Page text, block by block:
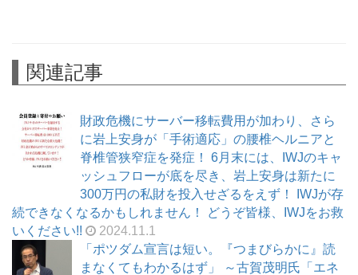
関連記事
財政危機にサーバー移転費用が加わり、さら
に岩上安身が「手術適応」の腰椎ヘルニアと
脊椎管狭窄症を発症！ 6月末には、IWJのキャ
ッシュフローが底を尽き、岩上安身は新たに
300万円の私財を投入せざるをえず！ IWJが存
続できなくなるかもしれません！ どうぞ皆様、IWJをお救
いください!!
2024.11.1
「ポツダム宣言は短い。『つまびらかに』読
まなくてもわかるはず」 ～古賀茂明氏「エネ